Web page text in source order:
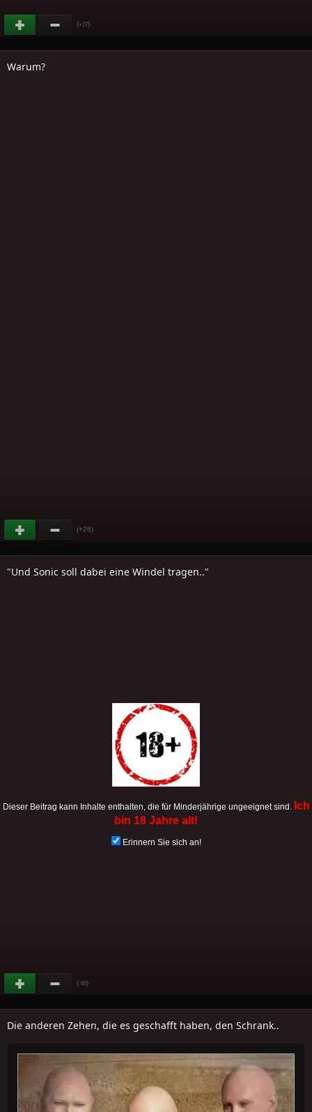
(+27)
Warum?
(+26)
"Und Sonic soll dabei eine Windel tragen.."
Dieser Beitrag kann Inhalte enthalten, die für Minderjährige ungeeignet sind. Ich
bin 18 Jahre alt!
Erinnern Sie sich an!
(-65)
Die anderen Zehen, die es geschafft haben, den Schrank..